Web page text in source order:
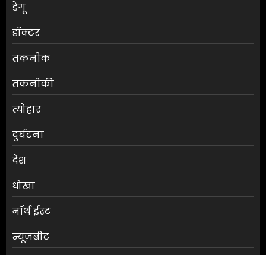
डेंगू
डॉक्टर
तकनीक
तकनीकी
त्योहार
दुर्घटना
देश
धोखा
नॉर्थ ईस्ट
न्यूज़बीट